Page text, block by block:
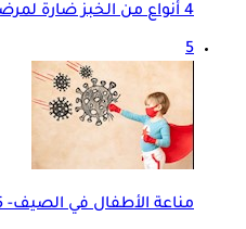
4 أنواع من الخبز ضارة لمرضى السكري- لا تُفرط في تناولها
5
مناعة الأطفال في الصيف- 5 مشروبات تساعد على تقويتها